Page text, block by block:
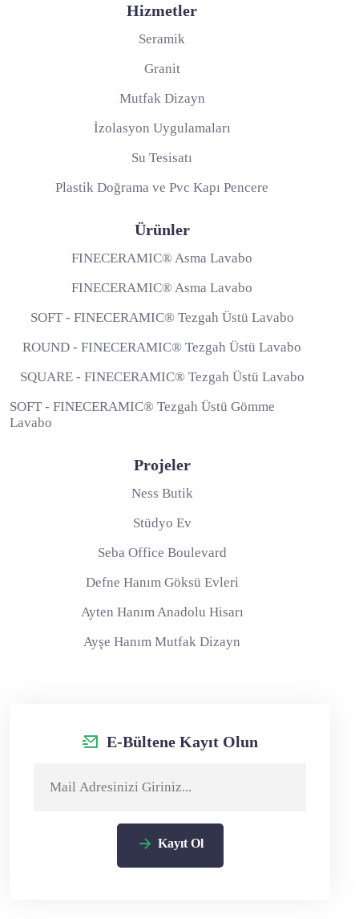
Hizmetler
Seramik
Granit
Mutfak Dizayn
İzolasyon Uygulamaları
Su Tesisatı
Plastik Doğrama ve Pvc Kapı Pencere
Ürünler
FINECERAMIC® Asma Lavabo
FINECERAMIC® Asma Lavabo
SOFT - FINECERAMIC® Tezgah Üstü Lavabo
ROUND - FINECERAMIC® Tezgah Üstü Lavabo
SQUARE - FINECERAMIC® Tezgah Üstü Lavabo
SOFT - FINECERAMIC® Tezgah Üstü Gömme
Lavabo
Projeler
Ness Butik
Stüdyo Ev
Seba Office Boulevard
Defne Hanım Göksü Evleri
Ayten Hanım Anadolu Hisarı
Ayşe Hanım Mutfak Dizayn
E-Bültene Kayıt Olun
Kayıt Ol